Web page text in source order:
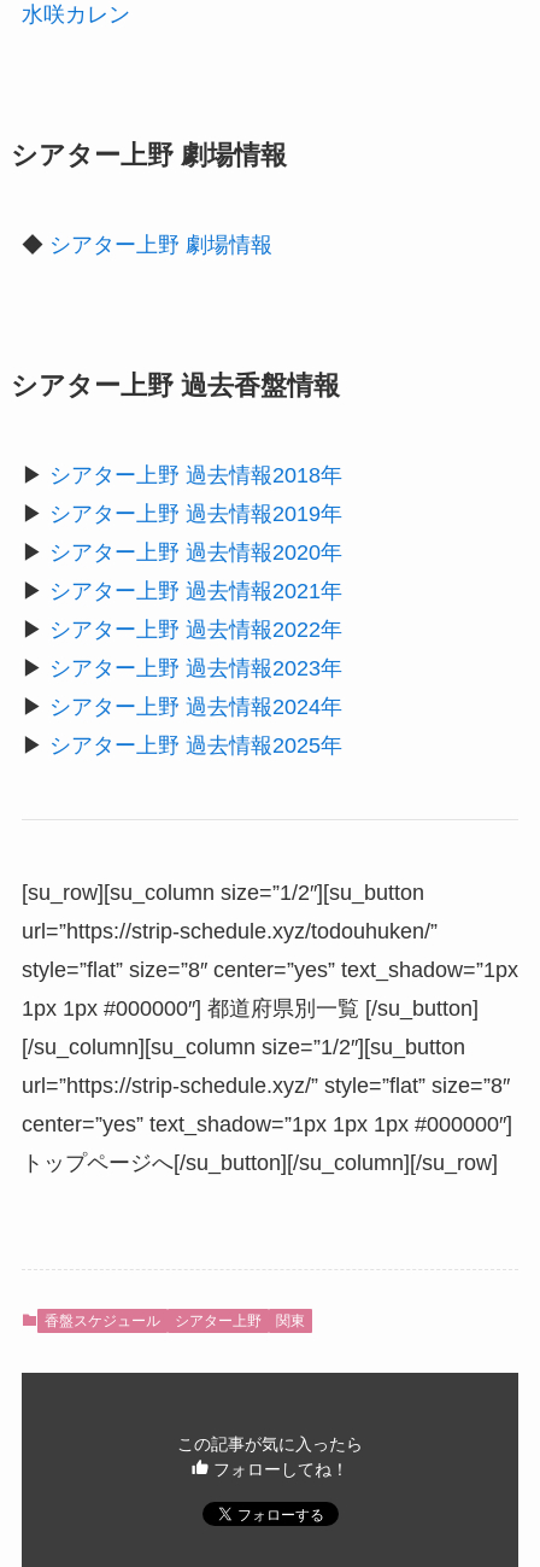
水咲カレン
シアター上野 劇場情報
◆ シアター上野 劇場情報
シアター上野 過去香盤情報
▶︎ シアター上野 過去情報2018年
▶︎ シアター上野 過去情報2019年
▶︎ シアター上野 過去情報2020年
▶︎ シアター上野 過去情報2021年
▶︎ シアター上野 過去情報2022年
▶︎ シアター上野 過去情報2023年
▶︎ シアター上野 過去情報2024年
▶︎ シアター上野 過去情報2025年
[su_row][su_column size=”1/2″][su_button
url=”https://strip-schedule.xyz/todouhuken/”
style=”flat” size=”8″ center=”yes” text_shadow=”1px
1px 1px #000000″] 都道府県別一覧 [/su_button]
[/su_column][su_column size=”1/2″][su_button
url=”https://strip-schedule.xyz/” style=”flat” size=”8″
center=”yes” text_shadow=”1px 1px 1px #000000″]
トップページへ[/su_button][/su_column][/su_row]
香盤スケジュール シアター上野 関東
この記事が気に入ったら
フォローしてね！